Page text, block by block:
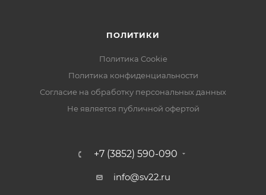
ПОЛИТИКИ
Политика Cookie
Политика конфиденциальности
Согласие на обработку персональных данных
Не является публичной офертой
+7 (3852) 590-090
info@sv22.ru